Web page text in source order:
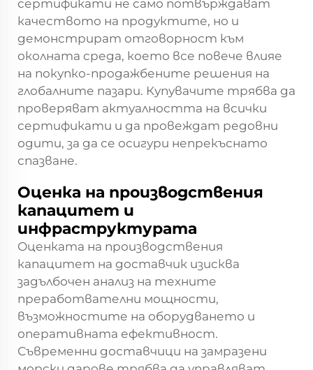
сертификати не само потвърждават
качеството на продуктите, но и
демонстрират отговорност към
околната среда, което все повече влияе
на покупко-продажбените решения на
глобалните пазари. Купувачите трябва да
проверяват актуалността на всички
сертификати и да провеждат редовни
одити, за да се осигури непрекъснато
спазване.
Оценка на производствения
капацитет и
инфраструктурата
Оценката на производствения
капацитет на доставчик изисква
задълбочен анализ на техните
преработвателни мощности,
възможностите на оборудването и
оперативната ефективност.
Съвременни доставчици на замразени